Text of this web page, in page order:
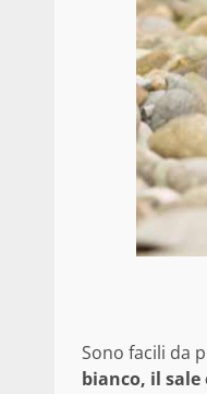
Sono facili da
bianco, il